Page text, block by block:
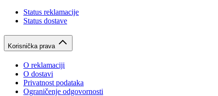
Status reklamacije
Status dostave
Korisnička prava
O reklamaciji
O dostavi
Privatnost podataka
Ograničenje odgovornosti